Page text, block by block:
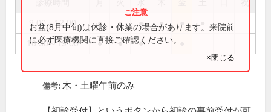
祝
9:00～12:00 ● ● ● ● ●
16:30～19:00 ● ● ●
お盆(8月中旬)は休診・休業の場合があります。来院前
に必ず医療機関に直接ご確認ください。
×閉じる
備考: 木・土曜午前のみ